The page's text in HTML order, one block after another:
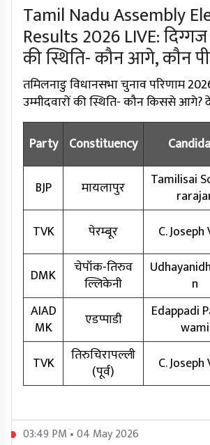
Tamil Nadu Assembly
Results 2026 LIVE: दिग्गज
की स्थिति- कौन आगे, कौन
तमिलनाडु विधानसभा चुनाव परिणाम
उम्मीदवारों की स्थिति- कौन किससे
Party Constituency
BJP
मायलापुर
Tamilisai
TVK पेरम्बूर C.
DMK
चेपॉक-तिरुव
ल्लिकेनी
n
AIAD
MK
एडप्पाडी
Edappadi
wami
TVK
तिरुचिरापल्ली
(पूर्व)
C.
03:49 PM • 04 May 2026